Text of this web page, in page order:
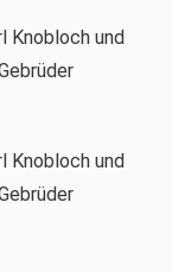
Knobloch und
Knobloch und